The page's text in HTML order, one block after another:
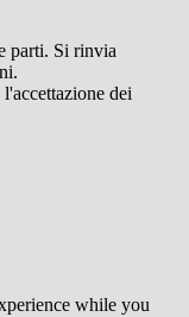
parti. Si rinvia
dei
while you